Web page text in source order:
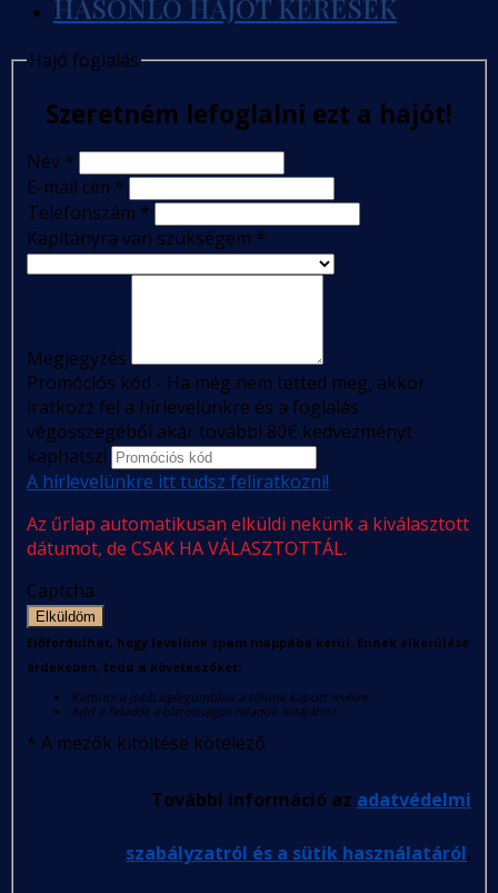
HASONLÓ HAJÓT KERESEK
Hajó foglalás
Szeretném lefoglalni ezt a hajót!
Név *
E-mail cím *
Telefonszám *
Kapitányra van szükségem *
Megjegyzés
Promóciós kód - Ha még nem tetted meg, akkor
iratkozz fel a hírlevelünkre és a foglalás
végösszegéből akár további 80€ kedvezményt
kaphatsz!
A hírlevelünkre itt tudsz feliratkozni!
Az űrlap automatikusan elküldi nekünk a kiválasztott
dátumot, de CSAK HA VÁLASZTOTTÁL.
Captcha
Elküldöm
Előfordulhat, hogy levelünk spam mappába kerül. Ennek elkerülése
érdekében, tedd a következőket:
Kattints a jobb egérgombbal a tőlünk kapott levélre
Add a feladót a biztonságos feladók listájához
* A mezők kitöltése kötelező
További információ az adatvédelmi
szabályzatról és a sütik használatáról.